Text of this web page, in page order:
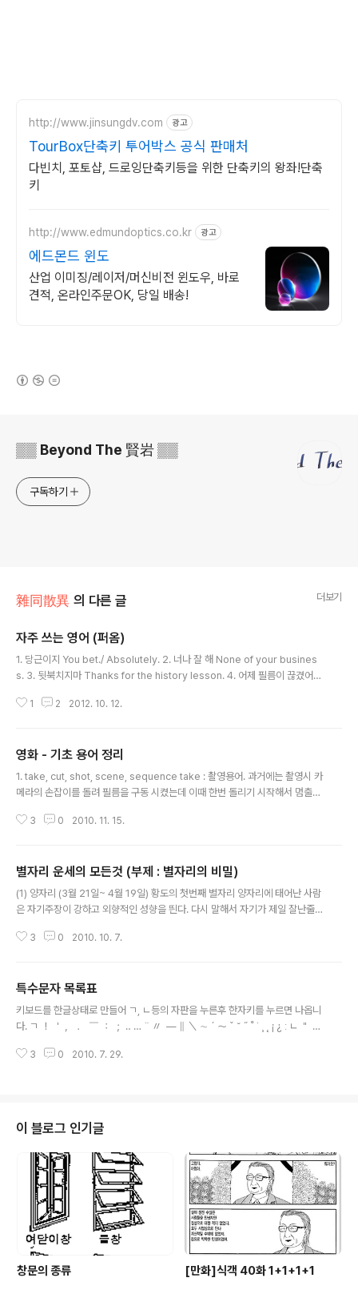
http://www.jinsungdv.com 광고
TourBox단축키 투어박스 공식 판매처
다빈치, 포토샵, 드로잉단축키등을 위한 단축키의 왕좌!단축
키
http://www.edmundoptics.co.kr 광고
에드몬드 윈도
산업 이미징/레이저/머신비전 윈도우, 바로
견적, 온라인주문OK, 당일 배송!
▒▒ Beyond The 賢岩 ▒▒
구독하기
雜同散異 의 다른 글 더보기
자주 쓰는 영어 (퍼옴)
1. 당근이지 You bet./ Absolutely. 2. 너나 잘 해 None of your busines
s. 3. 뒷북치지마 Thanks for the history lesson. 4. 어제 필름이 끊겼어 I
쌤통이다 He deserves it. 6. 그래 니 팔뚝 (또는 니 X) 굵다 Okay, You are
네~~ Yeah. Right~ 10. 거기 물 좋다 That place rocks! That pl..
1 2 2012. 10. 12.
영화 - 기초 용어 정리
1. take, cut, shot, scene, sequence take : 촬영용어. 과거에는 촬영시 카
메라의 손잡이를 돌려 필름을 구동 시켰는데 이때 한번 돌리기 시작해서 멈출때
어이다. shot : 최종 완성물에서 한 화면이 다음 화면으로 연결되는 화면의 한
개의 샷이 모여 scene을 이룬다. sequence : 연극의 '막', 소설의 '장'에 해당
하는 것으로 보면 된다. 하나의 scene 으로 구성된 하나의 에피소드이다. seq
uence는 여러 scene..
3 0 2010. 11. 15.
별자리 운세의 모든것 (부제 : 별자리의 비밀)
(1) 양자리 (3월 21일~ 4월 19일) 황도의 첫번째 별자리 양자리에 태어난 사람
은 자기주장이 강하고 외향적인 성향을 띈다. 다시 말해서 자기가 제일 잘난줄
모르는 엄청난 뻔뻔함으로 일단 자기 마음에 조금 들었다 싶은 상대는 그게 심
다. 따라서 양자리의 사람이 슬퍼하는 모습에는 그것이 진짜인지 가짜인지 한번
쯤 생각해보아야한다. 주위 사람들이 피곤해지는 성격이 아닐 수 없다. 혹시 주
변에 양자리 친구가 있다면 일단 그 앞에서 뭘 잘하고 못하고하는 능력에 관계
3 0 2010. 10. 7.
특수문자 목록표
키보드를 한글상태로 만들어 ㄱ, ㄴ등의 자판을 누른후 한자키를 누르면 나옵니
다. ㄱ ！ ＇ ， ． ￣ ： ； ‥ … ¨ 〃 ­ ― ∥ ＼ ∼ ´ ～ ˇ ˘ ˝ ˚ ˙ ¸ ˛ ¡ ¿ ː ㄴ ＂ （
♂ ♀ ∠ ⊥ ⌒ ∂ ∇ ≡ ≒ ≪ ≫ √ ∽ ∝ ∵ ∫ ∬ ∈ ∋ ⊆ ⊇ ⊂ ⊃ ∪ ∩ ∧ ∨ ￢ ⇒
㎂ ㎃ ㎄ ㎺ ㎻ ㎼ ㎽ ㎾ ㎿ ㎐ ㎑ ㎒ ㎓ ㎔ Ω ㏀ ..
3 0 2010. 7. 29.
이 블로그 인기글
창문의 종류 [만화]식객 40화 1+1+1+1